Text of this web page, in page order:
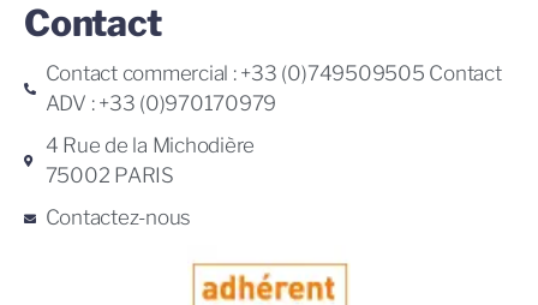
Contact
Contact commercial : +33 (0)749509505 Contact
ADV : +33 (0)970170979
4 Rue de la Michodière
75002 PARIS
Contactez-nous